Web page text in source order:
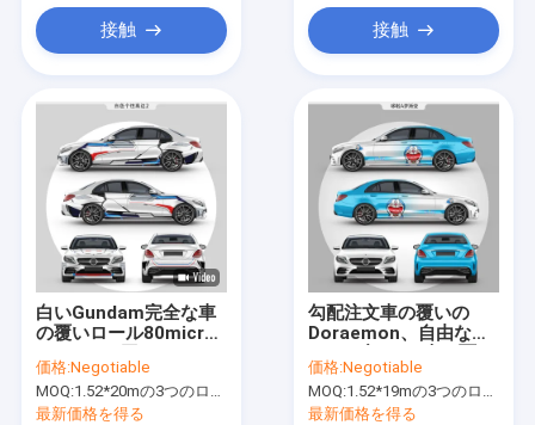
接触 接触
白いGundam完全な車
の覆いロール80micron
価格:Negotiable
MOQ:1.52*20mの3つのロールを意味する1.52*60m、
最新価格を得る
勾配注文車の覆いの
Doraemon、自由な
材料の質
価格:Negotiable
MOQ:1.52*19mの3つのロールを意味する1.52*57m、
最新価格を得る